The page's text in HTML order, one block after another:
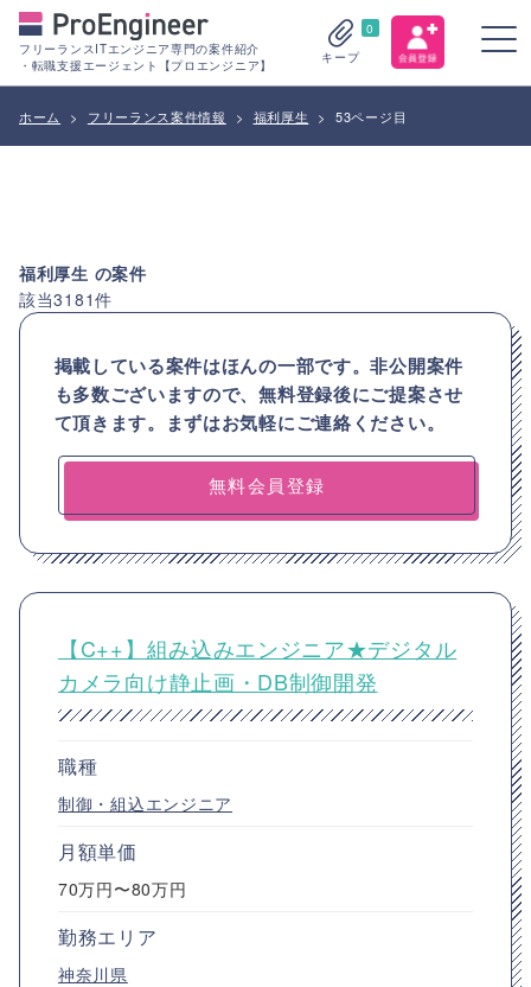
フリーランスITエンジニア専門の案件紹介
・転職支援エージェント【プロエンジニア】
0
キープ
ホーム > フリーランス案件情報 > 福利厚生 > 53ページ目
福利厚生 の案件
該当3181件
掲載している案件はほんの一部です。非公開案件
も多数ございますので、無料登録後にご提案させ
て頂きます。まずはお気軽にご連絡ください。
無料会員登録
【C++】組み込みエンジニア★デジタル
カメラ向け静止画・DB制御開発
職種
制御・組込エンジニア
月額単価
70万円〜80万円
勤務エリア
神奈川県